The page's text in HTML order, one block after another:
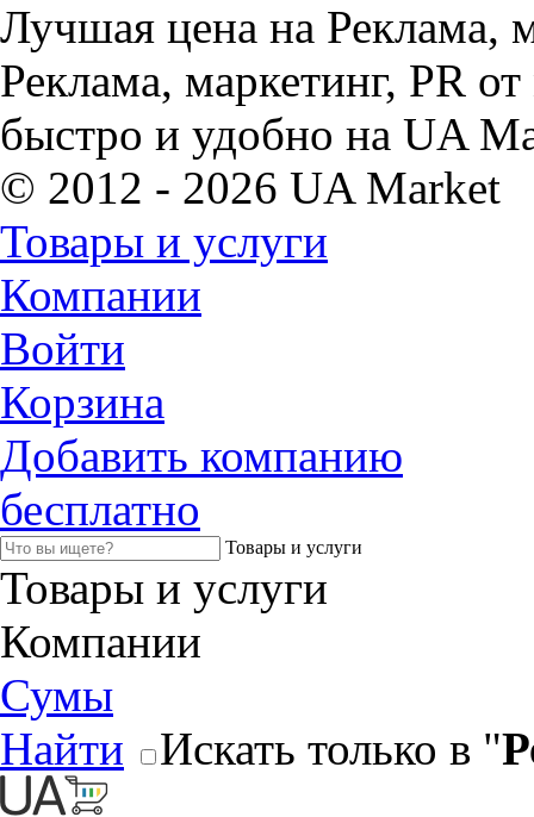
Лучшая цена на Реклама,
Реклама, маркетинг, PR
быстро и удобно на UA
© 2012 - 2026 UA Market
Товары и услуги
Компании
Войти
Корзина
Добавить компанию
бесплатно
Товары и услуги
Товары и услуги
Компании
Сумы
Найти
Искать только в "